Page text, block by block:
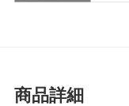
商品詳細